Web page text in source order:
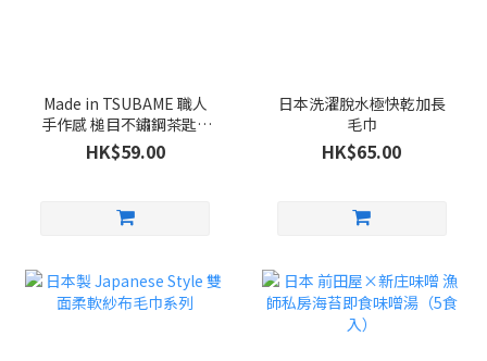
Made in TSUBAME 職人
手作感 槌目不鏽鋼茶匙 5
件組
HK$59.00
日本洗濯脫水極快乾加長
毛巾
HK$65.00